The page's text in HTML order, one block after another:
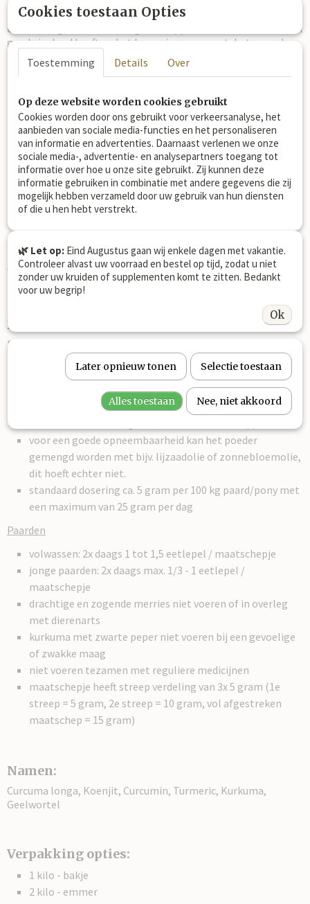
Uitonderzoek (2,3)is ook gebleken dat Kurkuma
ontstekingsremmende
eigenschappen heeft en daardoor een
goede invloed heeft op het bewegingsapparaat, het soepel
bewegen, is goed voor het kraakbeen
leverenluchtwegen
100% puur en natuurlijk
100%humanekwaliteit
100% zonder additieven
Kruiden dé heilzame planten uit de
natuur!
Kruiden zijn géén vervanging van de zorg
van een dierenarts.
Dosering Kurkuma met zwarte peper:
Paarden hebben een veel gevoeliger spijsverteringstelsel dan
mensen. Daarom de dosering
rustig op te bouwen en
om het
paard rustig aan de smaak te laten wennen. Kurkuma + zwarte
peper heeft een zeer sterke smaak, paarden vinden het wel
voor een goede opneembaarheid kan het poeder
gemengd worden met bijv. lijzaadolie of zonnebloemolie,
dit hoeft echter niet.
standaard dosering ca. 5 gram per 100 kg paard/pony met
een maximum van 25 gram per dag
Paarden
volwassen: 2x daags 1 tot 1,5 eetlepel / maatschepje
jonge paarden: 2x daags max. 1/3 - 1 eetlepel /
maatschepje
drachtige en zogende merries niet voeren of in overleg
met dierenarts
kurkuma met zwarte peper niet voeren bij een gevoelige
of zwakke maag
niet voeren tezamen met reguliere medicijnen
maatschepje heeft streep verdeling van 3x 5 gram (1e
streep = 5 gram, 2e streep = 10 gram, vol afgestreken
maatschep = 15 gram)
Namen:
Curcuma longa, Koenjit, Curcumin, Turmeric, Kurkuma,
Geelwortel
Verpakking opties:
1 kilo - bakje
2 kilo - emmer
Cookies toestaan Opties
Toestemming Details Over
Op deze website worden cookies gebruikt
Cookies worden door ons gebruikt voor verkeersanalyse, het
aanbieden van sociale media-functies en het personaliseren
van informatie en advertenties. Daarnaast verlenen we onze
sociale media-, advertentie- en analysepartners toegang tot
informatie over hoe u onze site gebruikt. Zij kunnen deze
informatie gebruiken in combinatie met andere gegevens die zij
mogelijk hebben verzameld door uw gebruik van hun diensten
of die u hen hebt verstrekt.
🌿 Let op: Eind Augustus gaan wij enkele dagen met vakantie.
Controleer alvast uw voorraad en bestel op tijd, zodat u niet
zonder uw kruiden of supplementen komt te zitten. Bedankt
voor uw begrip!
Ok
Later opnieuw tonen Selectie toestaan
Alles toestaan Nee, niet akkoord